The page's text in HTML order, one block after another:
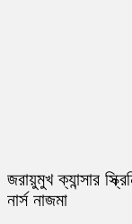
জরায়ুমুখ ক্যান্সার
নার্স নাজমা